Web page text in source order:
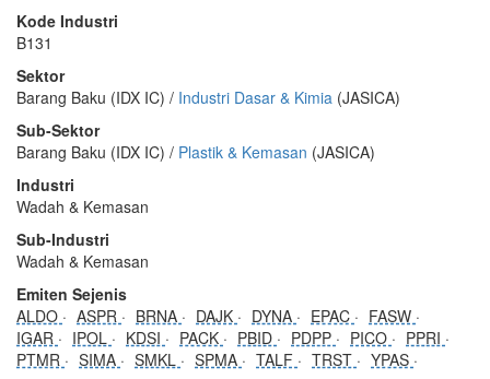
Kode Industri
B131
Sektor
Barang Baku (IDX IC) / Industri Dasar & Kimia (JASICA)
Sub-Sektor
Barang Baku (IDX IC) / Plastik & Kemasan (JASICA)
Industri
Wadah & Kemasan
Sub-Industri
Wadah & Kemasan
Emiten Sejenis
ALDO
ASPR BRNA DAJK DYNA EPAC
FASW
IGAR
IPOL KDSI PACK PBID PDPP PICO
PPRI
PTMR
SIMA SMKL SPMA TALF TRST
YPAS